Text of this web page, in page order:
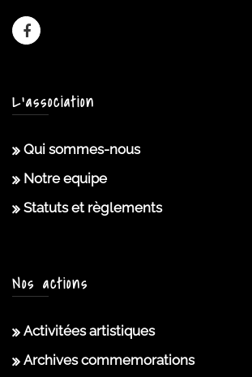
L’association
Qui sommes-nous
Notre equipe
Statuts et règlements
Nos actions
Activitées artistiques
Archives commemorations